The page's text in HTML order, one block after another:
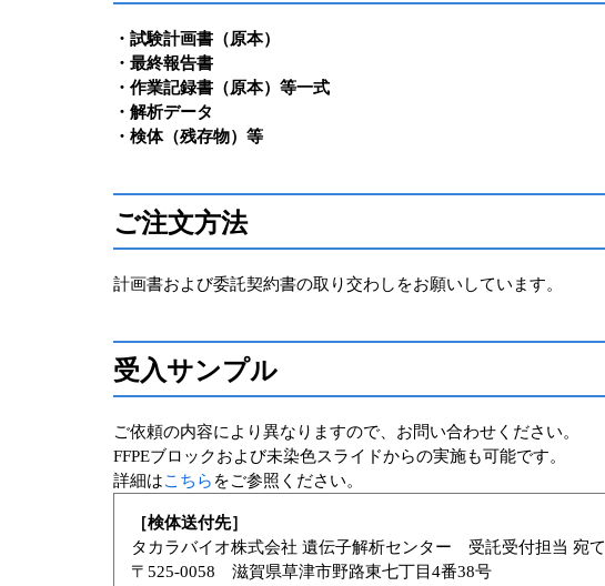
・試験計画書（原本）
・最終報告書
・作業記録書（原本）等一式
・解析データ
・検体（残存物）等
ご注文方法
計画書および委託契約書の取り交わしをお願いしています。
受入サンプル
ご依頼の内容により異なりますので、お問い合わせください。
FFPEブロックおよび未染色スライドからの実施も可能です。
詳細はこちら をご参照ください。
［検体送付先］
タカラバイオ株式会社 遺伝子解析センター 受託受付担当 宛て
〒525-0058 滋賀県草津市野路東七丁目4番38号